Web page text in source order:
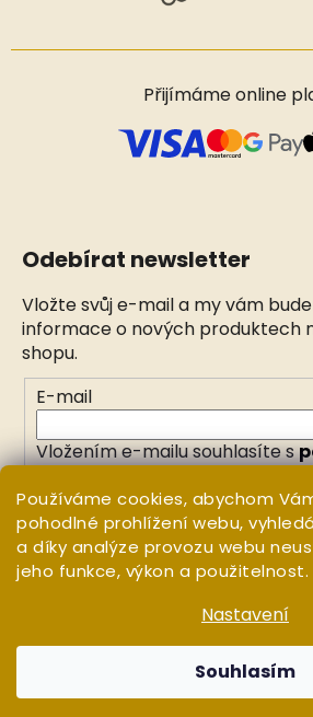
Používáme cookies, abychom
pohodlné prohlížení webu,
a díky analýze provozu webu
jeho funkce, výkon a použitelnost.
Nastavení
Souhlasím
Přijímáme online
Odebírat newsletter
Vložte svůj e-mail a my vám
informace o nových produktech
shopu.
E-mail
Vložením e-mailu souhlasíte s
PŘIHLÁSIT SE
Vytvořil
WHITE ORCHID